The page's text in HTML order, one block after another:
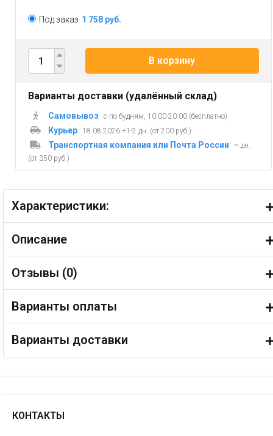
Под заказ 1 758 руб.
В корзину
Варианты доставки (удалённый склад)
Самовывоз с по будням, 10:00-20:00 (бесплатно)
Курьер 18.08.2026 +1-2 дн. (от 200 руб.)
Транспортная компания или Почта России
~ дн.
(от 350 руб.)
Характеристики:
Описание
Отзывы (0)
Варианты оплаты
Варианты доставки
КОНТАКТЫ